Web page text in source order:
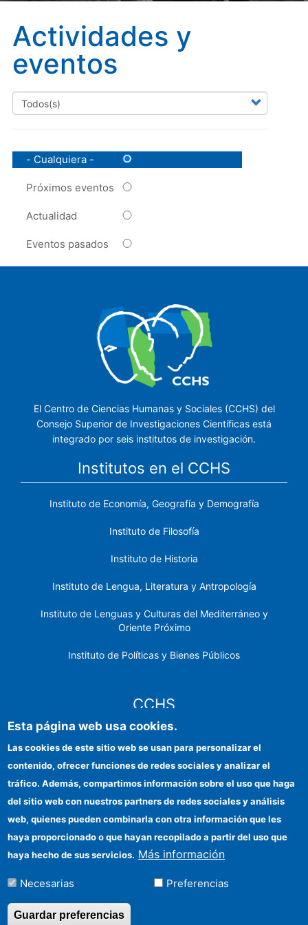
Actividades y
eventos
- Cualquiera -
Próximos eventos
Actualidad
Eventos pasados
El Centro de Ciencias Humanas y Sociales (CCHS) del
Consejo Superior de Investigaciones Científicas está
integrado por seis institutos de investigación.
Institutos en el CCHS
Instituto de Economía, Geografía y Demografía
Instituto de Filosofía
Instituto de Historia
Instituto de Lengua, Literatura y Antropología
Instituto de Lenguas y Culturas del Mediterráneo y
Oriente Próximo
Instituto de Políticas y Bienes Públicos
CCHS
Identidad institucional
Ayudas FEDER
Organismos financiadores
Contacto
Cómo llegar
Esta página web usa cookies.
Las cookies de este sitio web se usan para personalizar el
contenido, ofrecer funciones de redes sociales y analizar el
tráfico. Además, compartimos información sobre el uso que haga
del sitio web con nuestros partners de redes sociales y análisis
web, quienes pueden combinarla con otra información que les
haya proporcionado o que hayan recopilado a partir del uso que
haya hecho de sus servicios. Más información
Necesarias Preferencias
Guardar preferencias